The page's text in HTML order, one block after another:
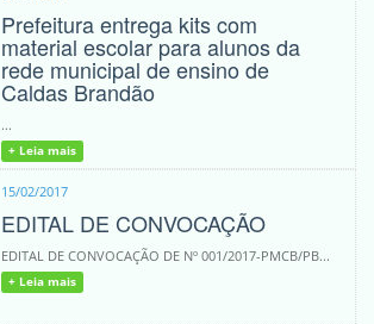
Prefeitura entrega kits com
material escolar para alunos da
rede municipal de ensino de
Caldas Brandão
...
+ Leia mais
15/02/2017
EDITAL DE CONVOCAÇÃO
EDITAL DE CONVOCAÇÃO DE Nº 001/2017-PMCB/PB...
+ Leia mais